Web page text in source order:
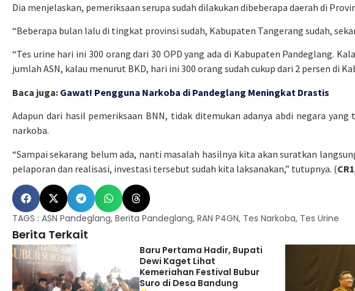
Dia menjelaskan, pemeriksaan serupa sudah dilakukan dibeberapa daerah di
“Beberapa bulan lalu di tingkat provinsi sudah, Kabupaten Tangerang sudah,
“Tes urine hari ini 300 orang dari 30 OPD yang ada di Kabupaten Pandeglang.
jumlah ASN, kalau menurut BKD, hari ini 300 orang sudah cukup dari 2 persen di
Baca juga: Gawat! Pengguna Narkoba di Pandeglang Meningkat Drastis
Adapun dari hasil pemeriksaan BNN, tidak ditemukan adanya abdi negara
narkoba.
“Sampai sekarang belum ada, nanti masalah hasilnya kita akan suratkan
pelaporan dan realisasi, investasi tersebut sudah kita laksanakan,” tutupnya. (
TAGS : ASN Pandeglang, Berita Pandeglang, RAN P4GN, Tes Narkoba, Tes Urine
Berita Terkait
Baru Pertama Hadir, Bupati
Dewi Kaget Lihat
Kemeriahan Festival Bubur
Suro di Desa Bandung